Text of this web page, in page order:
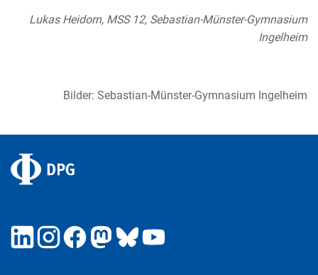
Lukas Heidorn, MSS 12, Sebastian-Münster-Gymnasium
Ingelheim
Bilder: Sebastian-Münster-Gymnasium Ingelheim